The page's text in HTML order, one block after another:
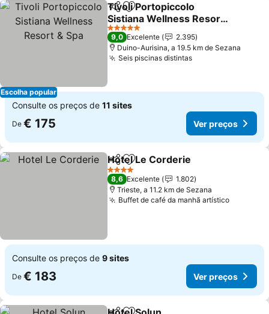
Escolha popular
PartilharAdicionar aos favoritos
Tivoli Portopiccolo
Sistiana Wellness Resort
& Spa
5 Estrelas
9,0 Excelente
2.395
Duino-Aurisina, a 19.5 km de Sezana
Seis piscinas distintas
Consulte os preços de 11 sites
De € 175 Ver preços
PartilharAdicionar aos favoritos
Hotel Le Corderie
4 Estrelas
8,6 Excelente
1.802
Trieste, a 11.2 km de Sezana
Buffet de café da manhã artístico
Consulte os preços de 9 sites
De € 183 Ver preços